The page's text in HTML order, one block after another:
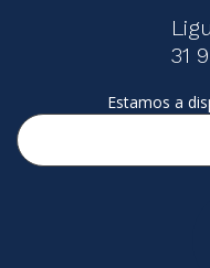
31
Estamos a